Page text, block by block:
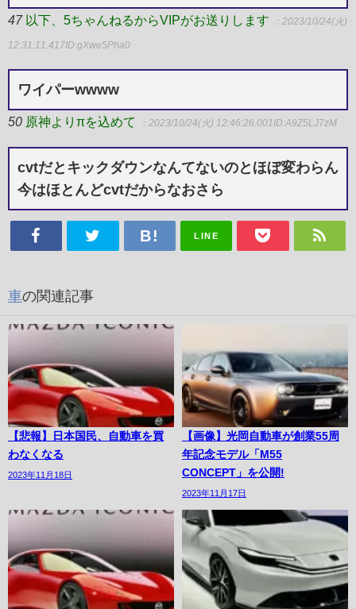
47 以下、5ちゃんねるからVIPがお送りします ：2023/10/24(火)
12:31:11.417ID:gXwe5Pha0
ワイパーwwww
50 原神よりπを込めて ：2023/10/24(火) 12:46:26.001 ID:A9Z5LJ7zM
cvtだとキックダウンなんてないのとほぼ変わらん
今はほとんどcvtだからなおさら
LINE
車の関連記事
【悲報】日本国民、自動車を買
わなくなる
2023年11月18日
【画像】光岡自動車が創業55周
年記念モデル「M55
CONCEPT」を公開!
2023年11月17日